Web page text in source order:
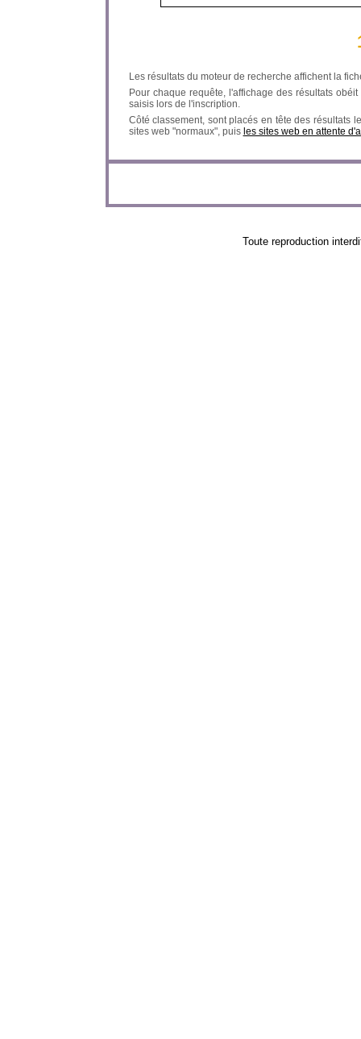
Les résultats du moteur de recherche affichent la
Pour chaque requête, l'affichage des résultats
saisis lors de l'inscription.
Côté classement, sont placés en tête des résultats
sites web "normaux", puis les sites web en attente
Toute reproduction